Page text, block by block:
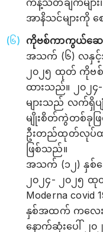
ကန့်သတ်ချက်များ
အာနိသင်များကို
ကိုဗစ်ကာကွယ်ဆေး
အသက် (၆) လနှင့်
၂၀၂၅ ထုတ် ကိုဗ
ထားသည်။ ၂၀၂
များသည် လက်ရှိပ
မျိုးစိတ်ကွဲတစ်ခုဖြ
ဦးတည်ထုတ်လုပ်ထာ
ဖြစ်သည်။
အသက် (၁၂) နှစ်အ
၂၀၂၄- ၂၀၂၅
Moderna covid
နှစ်အထက် ကလေးမ
နောက်ဆုံးပေါ် ၂